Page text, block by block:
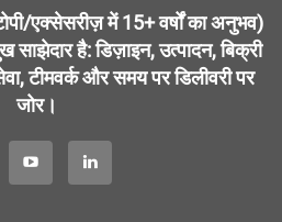
एक्सेसरीज़ में 15+ वर्षों का अनुभव)
साझेदार है: डिज़ाइन, उत्पादन, बिक्री
टीमवर्क और समय पर डिलीवरी पर
जोर।